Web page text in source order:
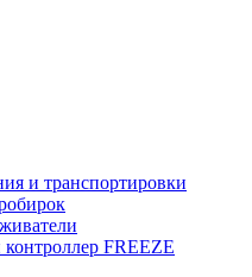
и транспортировки
FREEZE